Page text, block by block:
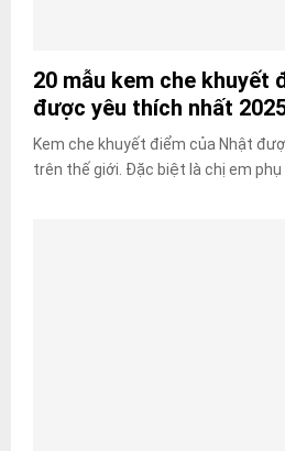
20 mẫu kem che khuyết
được yêu thích nhất
Kem che khuyết điểm của Nhật
trên thế giới. Đặc biệt là chị em